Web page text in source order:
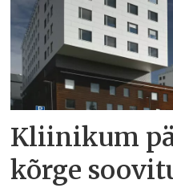
Kliinikum
kõrge